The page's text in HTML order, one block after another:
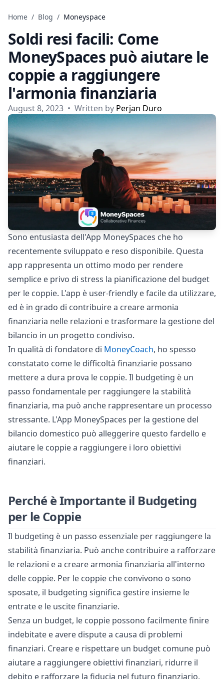
Home / Blog / Moneyspace
Soldi resi facili: Come
MoneySpaces può aiutare le
coppie a raggiungere
l'armonia finanziaria
August 8, 2023 • Written by Perjan Duro
Sono entusiasta dell'App MoneySpaces che ho
recentemente sviluppato e reso disponibile. Questa
app rappresenta un ottimo modo per rendere
semplice e privo di stress la pianificazione del budget
per le coppie. L'app è user-friendly e facile da utilizzare,
ed è in grado di contribuire a creare armonia
finanziaria nelle relazioni e trasformare la gestione del
bilancio in un progetto condiviso.
In qualità di fondatore di MoneyCoach, ho spesso
constatato come le difficoltà finanziarie possano
mettere a dura prova le coppie. Il budgeting è un
passo fondamentale per raggiungere la stabilità
finanziaria, ma può anche rappresentare un processo
stressante. L'App MoneySpaces per la gestione del
bilancio domestico può alleggerire questo fardello e
aiutare le coppie a raggiungere i loro obiettivi
finanziari.
Perché è Importante il Budgeting
per le Coppie
Il budgeting è un passo essenziale per raggiungere la
stabilità finanziaria. Può anche contribuire a rafforzare
le relazioni e a creare armonia finanziaria all'interno
delle coppie. Per le coppie che convivono o sono
sposate, il budgeting significa gestire insieme le
entrate e le uscite finanziarie.
Senza un budget, le coppie possono facilmente finire
indebitate e avere dispute a causa di problemi
finanziari. Creare e rispettare un budget comune può
aiutare a raggiungere obiettivi finanziari, ridurre il
debito e rafforzare la fiducia nel futuro finanziario.